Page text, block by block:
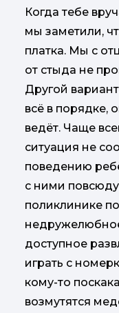
Когда тебе
мы заметили,
платка. Мы с
от стыда не
Другой
всё в порядке,
ведёт. Чаще
ситуация не
поведению
с ними
поликлинике
доступное
играть с
кому-то
возмутятся